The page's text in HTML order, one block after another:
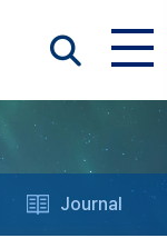
Journal